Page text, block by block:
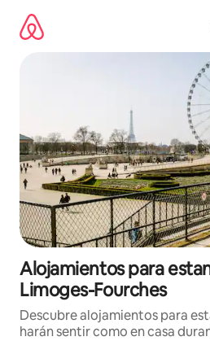
contenido
Alojamientos para
Limoges-Fourches
Descubre alojamientos para
harán sentir como en casa